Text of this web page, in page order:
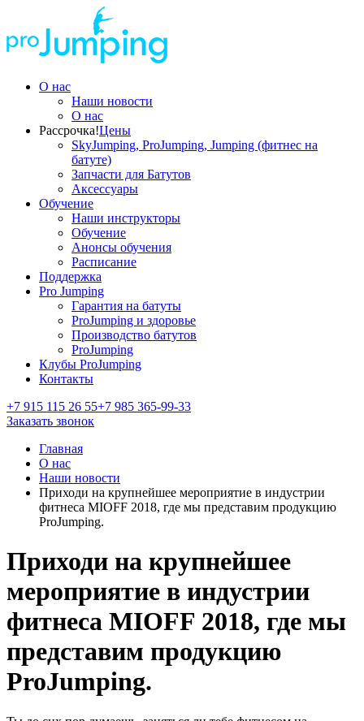
О нас
Наши новости
О нас
Рассрочка!Цены
SkyJumping, ProJumping, Jumping (фитнес на
батуте)
Запчасти для Батутов
Аксессуары
Обучение
Наши инструкторы
Обучение
Анонсы обучения
Расписание
Поддержка
Pro Jumping
Гарантия на батуты
ProJumping и здоровье
Производство батутов
ProJumping
Клубы ProJumping
Контакты
+7 915 115 26 55+7 985 365-99-33
Заказать звонок
Главная
О нас
Наши новости
Приходи на крупнейшее мероприятие в индустрии
фитнеса MIOFF 2018, где мы представим продукцию
ProJumping.
Приходи на крупнейшее
мероприятие в индустрии
фитнеса MIOFF 2018, где мы
представим продукцию
ProJumping.